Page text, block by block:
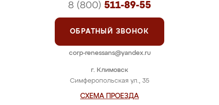
г. Климовск
Симферопольская ул., 35
СХЕМА ПРОЕЗДА
8 (800) 511-89-55
ОБРАТНЫЙ ЗВОНОК
corp-renessans@yandex.ru